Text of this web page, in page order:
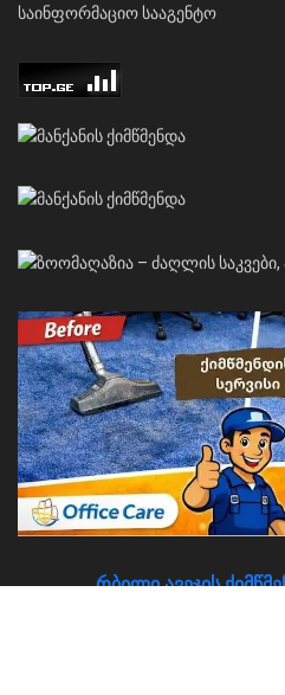
საინფორმაციო სააგენტო
რბილი ავეჯის